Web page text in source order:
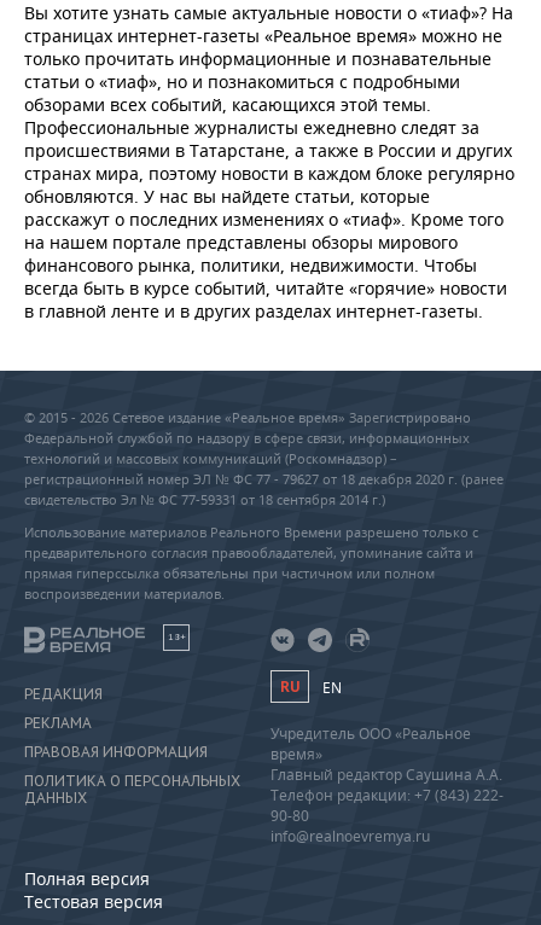
Вы хотите узнать самые актуальные новости о «тиаф»? На
страницах интернет-газеты «Реальное время» можно не
только прочитать информационные и познавательные
статьи о «тиаф», но и познакомиться с подробными
обзорами всех событий, касающихся этой темы.
Профессиональные журналисты ежедневно следят за
происшествиями в Татарстане, а также в России и других
странах мира, поэтому новости в каждом блоке регулярно
обновляются. У нас вы найдете статьи, которые
расскажут о последних изменениях о «тиаф». Кроме того
на нашем портале представлены обзоры мирового
финансового рынка, политики, недвижимости. Чтобы
всегда быть в курсе событий, читайте «горячие» новости
в главной ленте и в других разделах интернет-газеты.
© 2015 - 2026 Сетевое издание «Реальное время» Зарегистрировано
Федеральной службой по надзору в сфере связи, информационных
технологий и массовых коммуникаций (Роскомнадзор) –
регистрационный номер ЭЛ № ФС 77 - 79627 от 18 декабря 2020 г. (ранее
свидетельство Эл № ФС 77-59331 от 18 сентября 2014 г.)
Использование материалов Реального Времени разрешено только с
предварительного согласия правообладателей, упоминание сайта и
прямая гиперссылка обязательны при частичном или полном
воспроизведении материалов.
18+
РЕДАКЦИЯ
РЕКЛАМА
ПРАВОВАЯ ИНФОРМАЦИЯ
ПОЛИТИКА О ПЕРСОНАЛЬНЫХ
ДАННЫХ
Полная версия
Тестовая версия
RU EN
Учредитель ООО «Реальное
время»
Главный редактор Саушина А.А.
Телефон редакции: +7 (843) 222-
90-80
info@realnoevremya.ru